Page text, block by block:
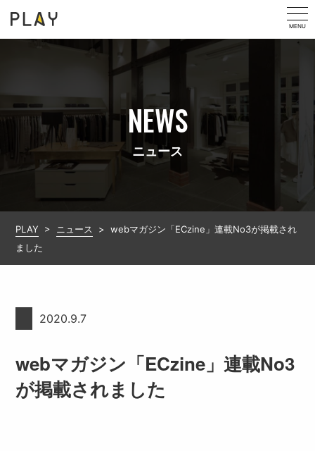
MENU
NEWS
ニュース
PLAY > ニュース >webマガジン「ECzine」連載No3が掲載され
ました
2020.9.7
webマガジン「ECzine」連載No3
が掲載されました